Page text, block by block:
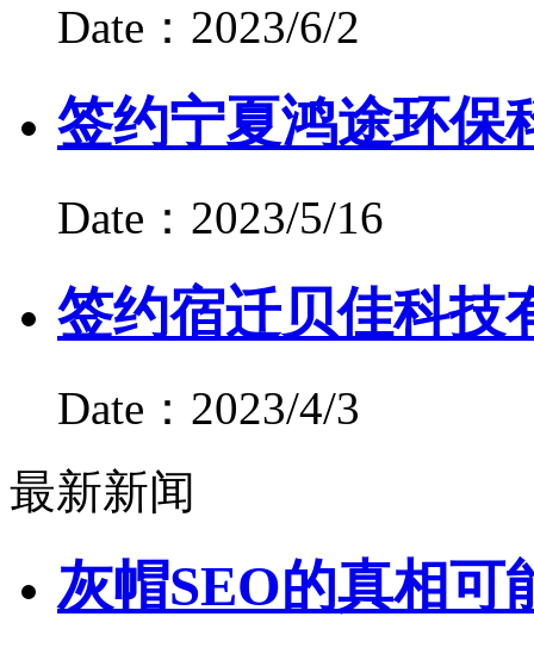
Date：2023/6/2
签约宁夏鸿途环保
Date：2023/5/16
签约宿迁贝佳科技
Date：2023/4/3
最新新闻
灰帽SEO的真相可